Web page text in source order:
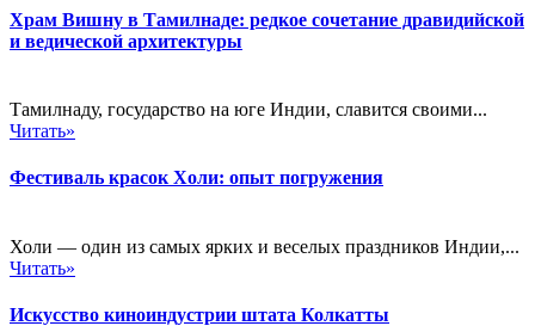
Храм Вишну в Тамилнаде: редкое сочетание дравидийской
и ведической архитектуры
Тамилнаду, государство на юге Индии, славится своими...
Читать»
Фестиваль красок Холи: опыт погружения
Холи — один из самых ярких и веселых праздников Индии,...
Читать»
Искусство киноиндустрии штата Колкатты